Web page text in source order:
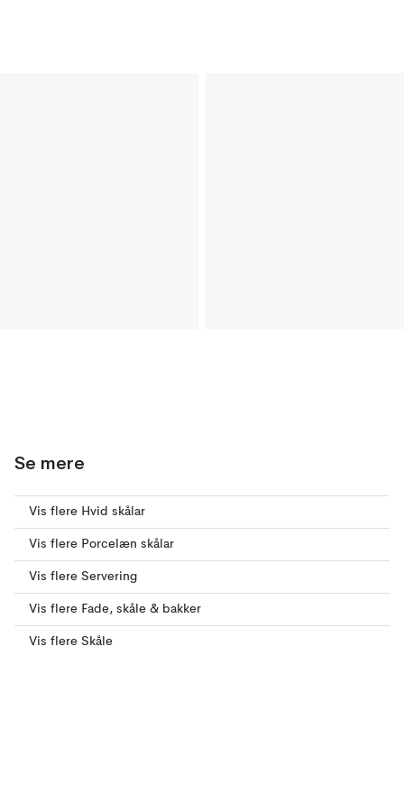
Se mere
Vis flere Hvid skålar
Vis flere Porcelæn skålar
Vis flere Servering
Vis flere Fade, skåle & bakker
Vis flere Skåle